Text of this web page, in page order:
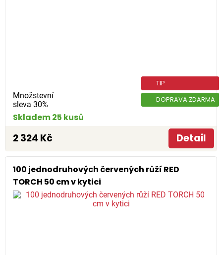
Množstevní
sleva 30%
TIP
DOPRAVA ZDARMA
Skladem 25 kusů
2 324 Kč Detail
100 jednodruhových červených růží RED
TORCH 50 cm v kytici